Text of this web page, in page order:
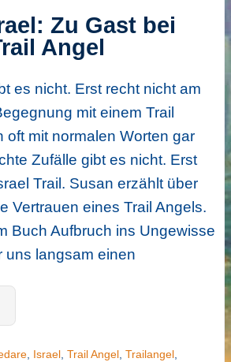
Zu Gast bei
Angel
es nicht. Erst recht nicht am
mit einem Trail
oft mit normalen Worten gar
Zufälle gibt es nicht. Erst
Trail. Susan erzählt über
Vertrauen eines Trail Angels.
Buch Aufbruch ins Ungewisse
uns langsam einen
, Israel, Trail Angel, Trailangel,